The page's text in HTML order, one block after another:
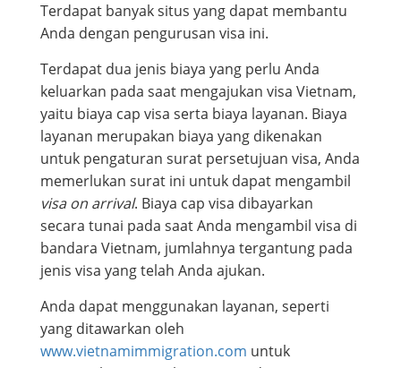
Terdapat banyak situs yang dapat membantu
Anda dengan pengurusan visa ini.
Terdapat dua jenis biaya yang perlu Anda
keluarkan pada saat mengajukan visa Vietnam,
yaitu biaya cap visa serta biaya layanan. Biaya
layanan merupakan biaya yang dikenakan
untuk pengaturan surat persetujuan visa, Anda
memerlukan surat ini untuk dapat mengambil
visaon arrival. Biaya cap visa dibayarkan
secara tunai pada saat Anda mengambil visa di
bandara Vietnam, jumlahnya tergantung pada
jenis visa yang telah Anda ajukan.
Anda dapat menggunakan layanan, seperti
yang ditawarkan oleh
www.vietnamimmigration.com untuk